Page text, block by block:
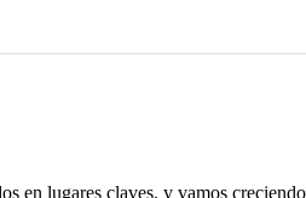
en lugares claves, y vamos